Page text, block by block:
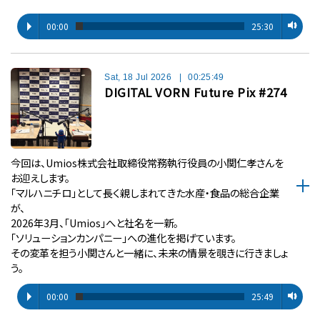
00:00 25:30
Sat, 18 Jul 2026 00:25:49
DIGITAL VORN Future Pix #274
今回は、Umios株式会社取締役常務執行役員の小関仁孝さんを
お迎えします。
「マルハニチロ」として長く親しまれてきた水産・食品の総合企業
が、
2026年3月、「Umios」へと社名を一新。
「ソリューションカンパニー」への進化を掲げています。
その変革を担う小関さんと一緒に、未来の情景を覗きに行きましょ
う。
00:00 25:49